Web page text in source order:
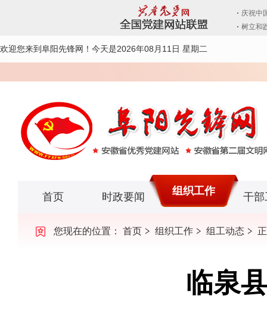
欢迎您来到阜阳先锋网！ 今天是2026年08月11日 星期二
首页 时政要闻 组织工作 干部
您现在的位置： 首页 组织工作 组工动态
临泉